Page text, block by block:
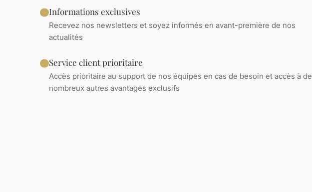
Informations exclusives
Recevez nos newsletters et soyez informés en avant-première de nos
actualités
Service client prioritaire
Accès prioritaire au support de nos équipes en cas de besoin et accès à de
nombreux autres avantages exclusifs